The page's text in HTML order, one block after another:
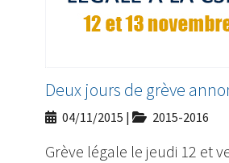
Deux jours de grève
04/11/2015 | 2015-2016
Grève légale le jeudi 12 et